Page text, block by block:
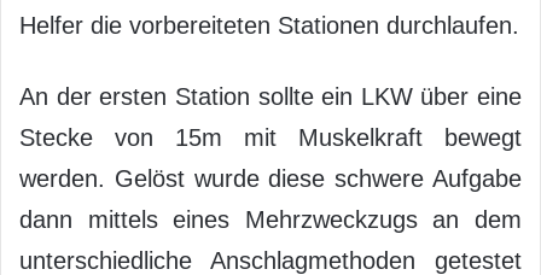
Helfer die vorbereiteten Stationen durchlaufen.
An der ersten Station sollte ein LKW über eine
Stecke von 15m mit Muskelkraft bewegt
werden. Gelöst wurde diese schwere Aufgabe
dann mittels eines Mehrzweckzugs an dem
unterschiedliche Anschlagmethoden getestet